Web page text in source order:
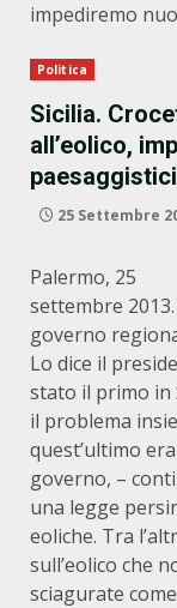
impediremo
Politica
Sicilia.
all’eolico,
25 Settembre
Palermo, 25
settembre 2013.
governo
Lo dice il
stato il primo in
il problema
quest’ultimo era
governo, –
una legge
eoliche. Tra
sull’eolico che
sciagurate